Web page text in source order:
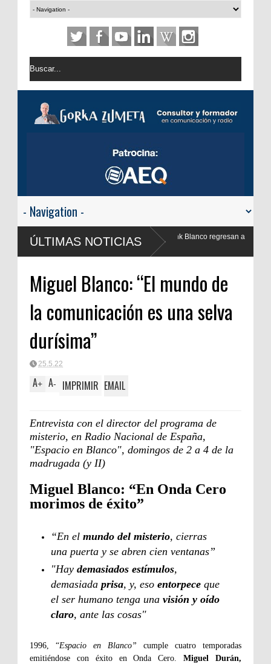
ÚLTIMAS NOTICIAS
Valencia y Frank Blanco regresan a
Miguel Blanco: “El mundo de
la comunicación es una selva
durísima”
25.5.22
A+ A- IMPRIMIR EMAIL
Entrevista con el director del programa de
misterio, en Radio Nacional de España,
"Espacio en Blanco", domingos de 2 a 4 de la
madrugada (y II)
Miguel Blanco: “En Onda Cero
morimos de éxito”
“En el mundo del misterio, cierras
una puerta y se abren cien ventanas”
"Hay demasiados estímulos,
demasiada prisa, y, eso entorpece que
el ser humano tenga una visión y oído
claro, ante las cosas"
1996, “Espacio en Blanco” cumple cuatro temporadas
emitiéndose con éxito en Onda Cero.Miguel Durán,